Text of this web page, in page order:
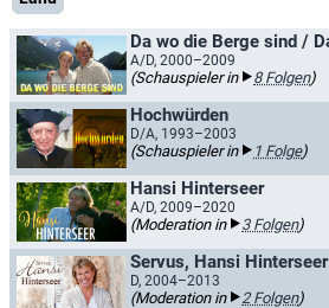
A/D, 2000–2009
(Schauspieler in 8 Folgen)
Hochwürden
D/A, 1993–2003
(Schauspieler in 1 Folge)
Hansi Hinterseer
A/D, 2009–2020
(Moderation in 3 Folgen)
Servus, Hansi Hinterseer
D, 2004–2013
(Moderation in 2 Folgen)